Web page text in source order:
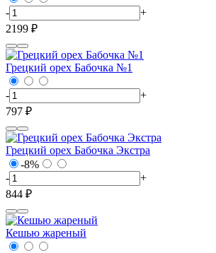
-
+
2199 ₽
Грецкий орех Бабочка №1
-
+
797 ₽
Грецкий орех Бабочка Экстра
-8%
-
+
844 ₽
Кешью жареный